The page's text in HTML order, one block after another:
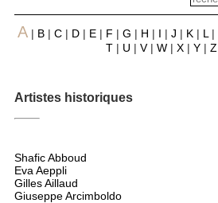
A | B | C | D | E | F | G | H | I | J | K | L |
T | U | V | W | X | Y | Z
Artistes historiques
Shafic Abboud
Eva Aeppli
Gilles Aillaud
Giuseppe Arcimboldo